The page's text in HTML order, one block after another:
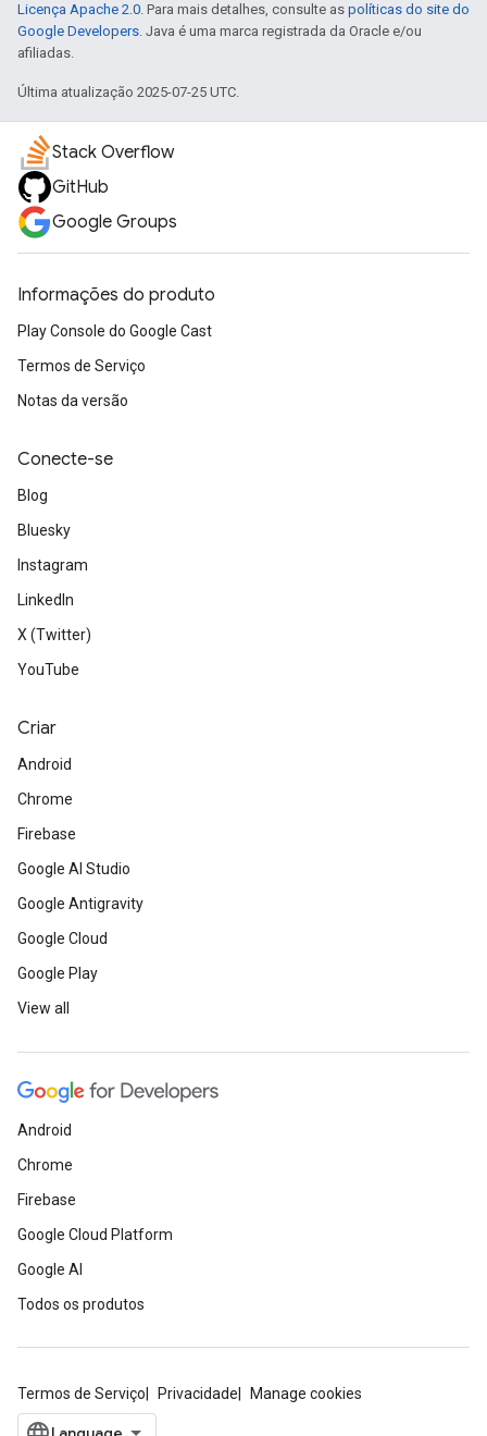
Licença Apache 2.0. Para mais detalhes, consulte as políticas do site do
Google Developers. Java é uma marca registrada da Oracle e/ou
afiliadas.
Última atualização 2025-07-25 UTC.
Stack Overflow
GitHub
Google Groups
Informações do produto
Play Console do Google Cast
Termos de Serviço
Notas da versão
Conecte-se
Blog
Bluesky
Instagram
LinkedIn
X (Twitter)
YouTube
Criar
Android
Chrome
Firebase
Google AI Studio
Google Antigravity
Google Cloud
Google Play
View all
Android
Chrome
Firebase
Google Cloud Platform
Google AI
Todos os produtos
Termos de Serviço Privacidade Manage cookies